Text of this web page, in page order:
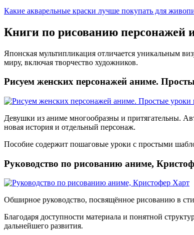
Какие акварельные краски лучше покупать для
Книги по рисованию персонажей
Японская мультипликация отличается уникальным
миру, включая творчество художников.
Рисуем женских персонажей аниме.
Девушки из аниме многообразны и притягательны.
новая история и отдельный персонаж.
Пособие содержит пошаговые уроки с простыми
Руководство по рисованию аниме,
Обширное руководство, посвящённое рисованию в
Благодаря доступности материала и понятной
дальнейшего развития.